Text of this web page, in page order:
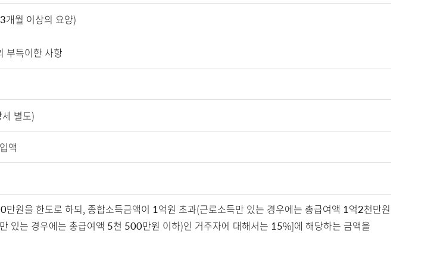
개월 이상의 요양)
부득이한 사항
별도)
액
원을 한도로 하되, 종합소득금액이 1억원 초과(근로소득만 있는 경우에는 총급여액 1억2천만원
는 경우에는 총급여액 5천 500만원 이하)인 거주자에 대해서는 15%]에 해당하는 금액을